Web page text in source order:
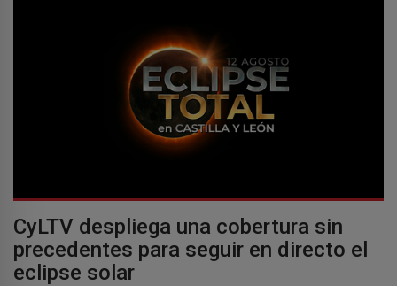
CyLTV despliega una cobertura sin
precedentes para seguir en directo el
eclipse solar